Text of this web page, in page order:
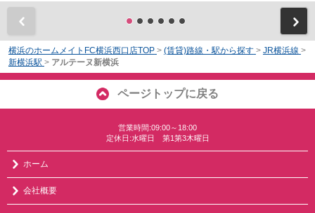
横浜のホームメイトFC横浜西口店TOP > (賃貸)路線・駅から探す > JR横浜線 >
新横浜駅 > アルテーヌ新横浜
ページトップに戻る
営業時間:09:00～18:00
定休日:水曜日 第1第3木曜日
ホーム
会社概要